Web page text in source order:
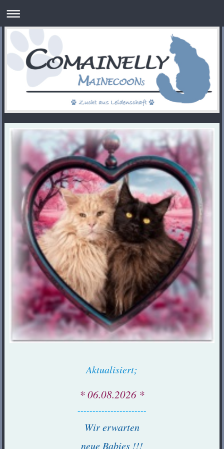
Aktualisiert;
* 06.08.2026 *
-----------------------
Wir erwarten
neue Babies !!!